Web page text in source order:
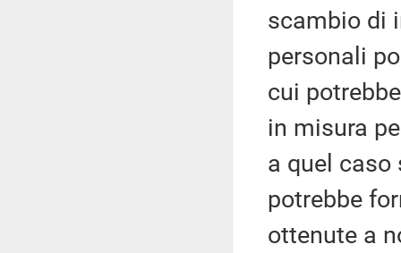
scambio di
personali
cui
in misura
a quel
potrebbe
ottenute a